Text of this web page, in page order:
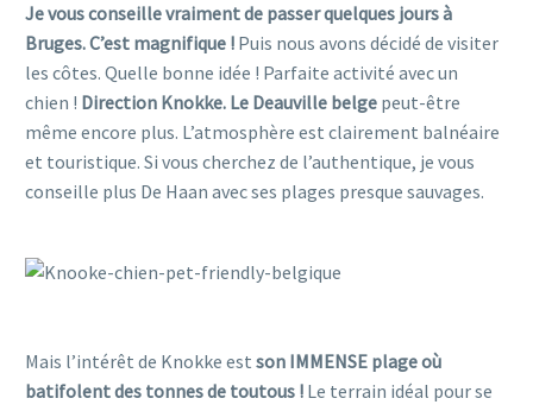
Je vous conseille vraiment de passer quelques jours à
Bruges. C’est magnifique ! Puis nous avons décidé de visiter
les côtes. Quelle bonne idée ! Parfaite activité avec un
chien ! Direction Knokke. Le Deauville belge peut-être
même encore plus. L’atmosphère est clairement balnéaire
et touristique. Si vous cherchez de l’authentique, je vous
conseille plus De Haan avec ses plages presque sauvages.
Mais l’intérêt de Knokke est son IMMENSE plage où
batifolent des tonnes de toutous ! Le terrain idéal pour se